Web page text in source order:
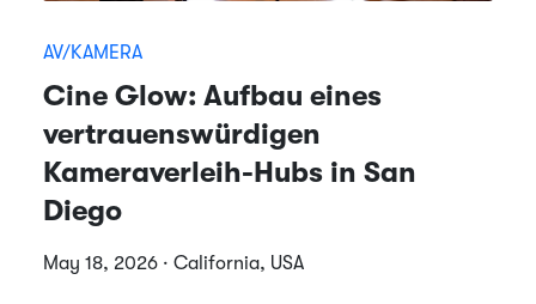
AV/KAMERA
Cine Glow: Aufbau eines
vertrauenswürdigen
Kameraverleih-Hubs in San
Diego
May 18, 2026 · California, USA